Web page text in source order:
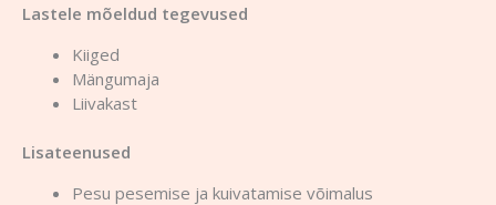
Lastele mõeldud tegevused
Kiiged
Mängumaja
Liivakast
Lisateenused
Pesu pesemise ja kuivatamise võimalus